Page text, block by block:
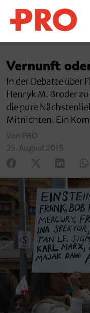
Vernunft
In der Debatte über
Henryk M. Broder
die pure
Mitnichten. Ein
Von PRO
25. August 2015